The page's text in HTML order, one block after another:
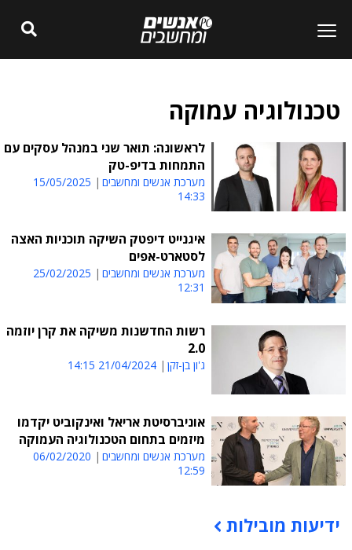
טכנולוגיה עמוקה
לראשונה: תואר שני במנהל עסקים עם
התמחות בדיפ-טק
מערכת אנשים ומחשבים
15/05/2025
14:33
איגנייט דיפטק השיקה תוכניות האצה
לסטארט-אפים
מערכת אנשים ומחשבים
25/02/2025
12:31
רשות החדשנות משיקה את קרן יוזמה
2.0
ג'ון בן-זקן 21/04/2024 14:15
אוניברסיטת אריאל ואינקוביט יקדמו
מיזמים בתחום הטכנולוגיה העמוקה
מערכת אנשים ומחשבים
06/02/2020
12:59
תוכן פרסומי
ידיעות מובילות